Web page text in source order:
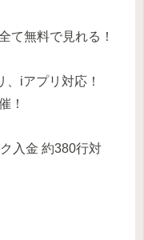
て無料で見れる！
iアプリ対応！
！
入金 約380行対